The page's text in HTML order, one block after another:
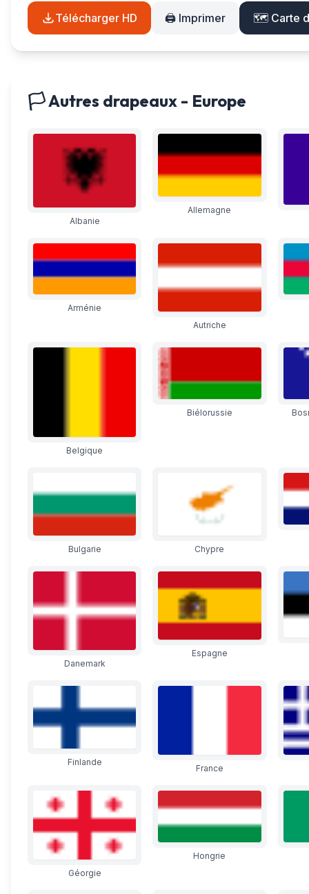
Télécharger HD 🖨️ Imprimer 🗺️ Carte
🏳️ Autres drapeaux - Europe
Albanie
Allemagne
Arménie
Autriche
Belgique
Biélorussie
Bulgarie Chypre
Danemark
Espagne
Finlande
France
Géorgie
Hongrie